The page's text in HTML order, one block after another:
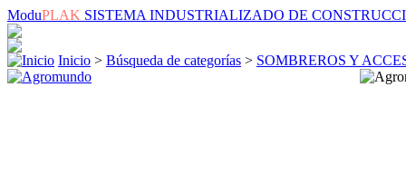
ModuPLAK SISTEMA INDUSTRIALIZADO DE
Inicio > Búsqueda de categorías > SOMBREROS Y